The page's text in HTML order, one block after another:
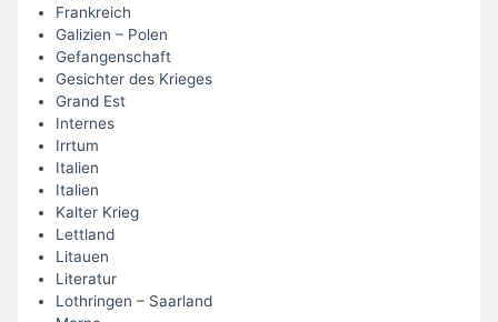
Frankreich
Galizien – Polen
Gefangenschaft
Gesichter des Krieges
Grand Est
Internes
Irrtum
Italien
Italien
Kalter Krieg
Lettland
Litauen
Literatur
Lothringen – Saarland